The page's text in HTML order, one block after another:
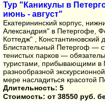
Тур "Каникулы в
июнь - август"
Екатерининский корпус,
Александрия" в Петергофе,
Коттедж" , Константиновский
Блистательный Петергоф —
тенистых парков —
туристами, прибывающими в
разнообразной
мере насладиться красотой
Длительность: 5
Стоимость: от 38550 руб.